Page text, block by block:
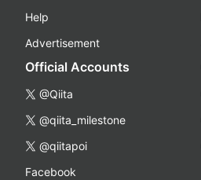
Help
Advertisement
Official Accounts
@Qiita
@qiita_milestone
@qiitapoi
Facebook